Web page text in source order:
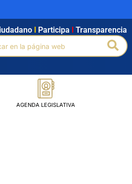
Intranet Búsqueda avanzada
Participa Transparencia
AGENDA LEGISLATIVA